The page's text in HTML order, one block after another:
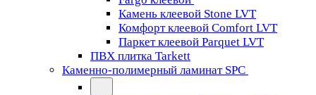
Камень клеевой Stone LVT
Комфорт клеевой Comfort LVT
Паркет клеевой Parquet LVT
ПВХ плитка Tarkett
Каменно-полимерный ламинат SPC